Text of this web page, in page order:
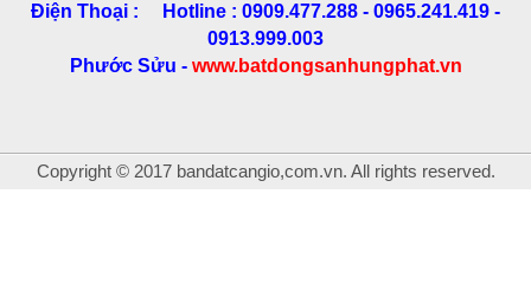
Điện Thoại : Hotline : 0909.477.288 - 0965.241.419 -
0913.999.003
Phước Sửu - www.batdongsanhungphat.vn
Copyright © 2017 bandatcangio,com.vn. All rights reserved.